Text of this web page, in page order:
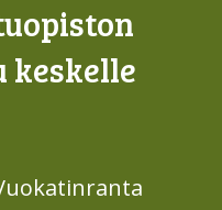
keskelle